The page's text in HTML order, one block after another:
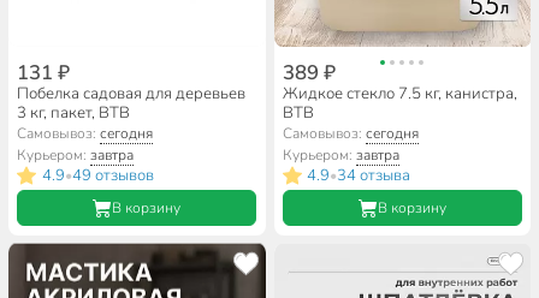
131 ₽
Побелка садовая для деревьев
3 кг, пакет, ВТВ
Самовывоз:сегодня
Курьером:завтра
4.9•49 отзывов
В корзину
389 ₽
Жидкое стекло 7.5 кг, канистра,
ВТВ
Самовывоз: сегодня
Курьером: завтра
4.9•34 отзыва
В корзину